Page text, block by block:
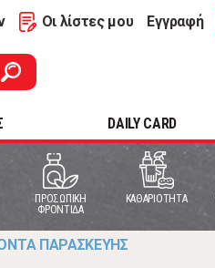
Οι λίστες μου Εγγραφή
DAILY CARD
ΠΡΟΣΩΠΙΚΗ
ΦΡΟΝΤΙΔΑ
ΚΑΘΑΡΙΟΤΗΤΑ
ΠΑΡΑΣΚΕΥΗΣ